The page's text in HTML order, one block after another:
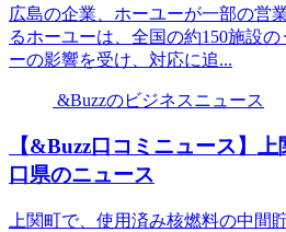
広島の企業、ホーユーが一部の営
るホーユーは、全国の約150施設
ーの影響を受け、対応に追...
&Buzzのビジネスニュース
【&Buzz口コミニュース】
口県のニュース
上関町で、使用済み核燃料の中